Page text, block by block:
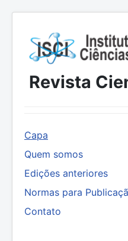
Revista
Capa
Quem somos
Edições anteriores
Normas para
Contato